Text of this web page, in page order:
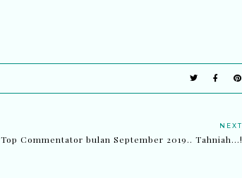
NEXT
Top Commentator bulan September 2019.. Tahniah...!